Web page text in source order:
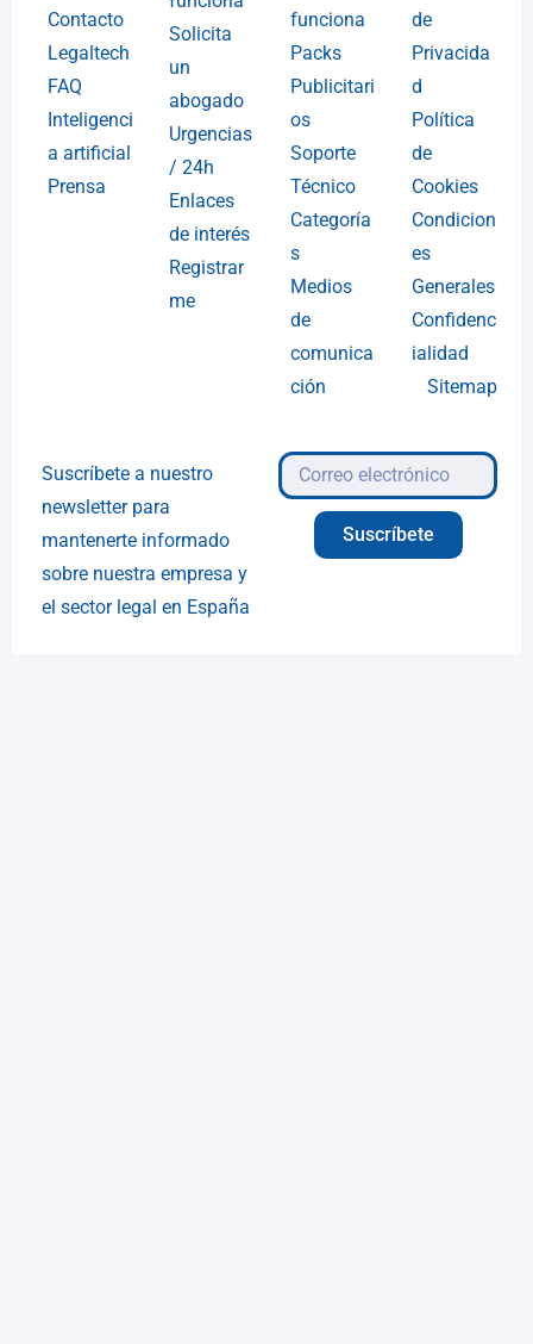
Contacto
Legaltech
FAQ
Inteligenci
a artificial
Prensa
Solicita
un
abogado
Urgencias
/ 24h
Enlaces
de interés
Registrar
me
funciona
Packs
Publicitari
os
Soporte
Técnico
Categoría
s
Medios
de
comunica
ción
de
Privacida
d
Política
de
Cookies
Condicion
es
Generales
Confidenc
ialidad
Sitemap
Suscríbete a nuestro
newsletter para
mantenerte informado
sobre nuestra empresa y
el sector legal en España
Suscríbete